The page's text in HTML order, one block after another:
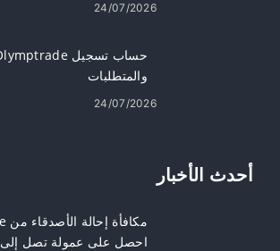
24/07/2026
والمتطلبات
24/07/2026
أحدث الأخبار
احصل على عمولة تصل إلى 60% على الإحالات